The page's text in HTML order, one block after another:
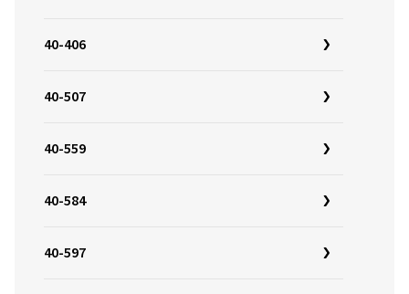
40-406
40-507
40-559
40-584
40-597